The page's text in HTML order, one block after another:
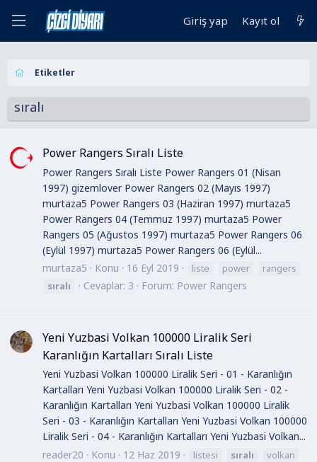
Giriş yap Kayıt ol
Etiketler
sıralı
Power Rangers Sıralı Liste
Power Rangers Sıralı Liste Power Rangers 01 (Nisan
1997) gizemlover Power Rangers 02 (Mayıs 1997)
murtaza5 Power Rangers 03 (Haziran 1997) murtaza5
Power Rangers 04 (Temmuz 1997) murtaza5 Power
Rangers 05 (Ağustos 1997) murtaza5 Power Rangers 06
(Eylül 1997) murtaza5 Power Rangers 06 (Eylül...
murtaza5
Konu 16 Eyl 2019 liste power
rangers
sıralı
Cevaplar: 3 Forum: Power Rangers
Yeni Yuzbasi Volkan 100000 Liralik Seri
Karanlığın Kartalları Sıralı Liste
Yeni Yuzbasi Volkan 100000 Liralik Seri - 01 - Karanlığın
Kartalları Yeni Yuzbasi Volkan 100000 Liralik Seri - 02 -
Karanlığın Kartalları Yeni Yuzbasi Volkan 100000 Liralik
Seri - 03 - Karanlığın Kartalları Yeni Yuzbasi Volkan 100000
Liralik Seri - 04 - Karanlığın Kartalları Yeni Yuzbasi Volkan...
reader20
Konu 12 Haz 2019 listesi sıralı
volkan